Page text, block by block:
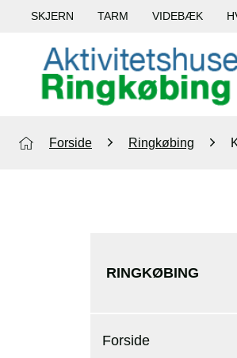
SKJERN TARM VIDEBÆK
Forside Ringkøbing
RINGKØBING
Forside